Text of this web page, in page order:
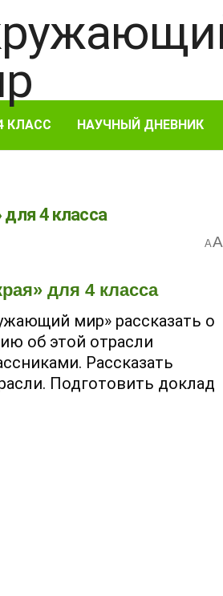
КЛАСС НАУЧНЫЙ ДНЕВНИК
4 класса
AA
для 4 класса
мир» рассказать о
об этой отрасли
Рассказать
Подготовить доклад